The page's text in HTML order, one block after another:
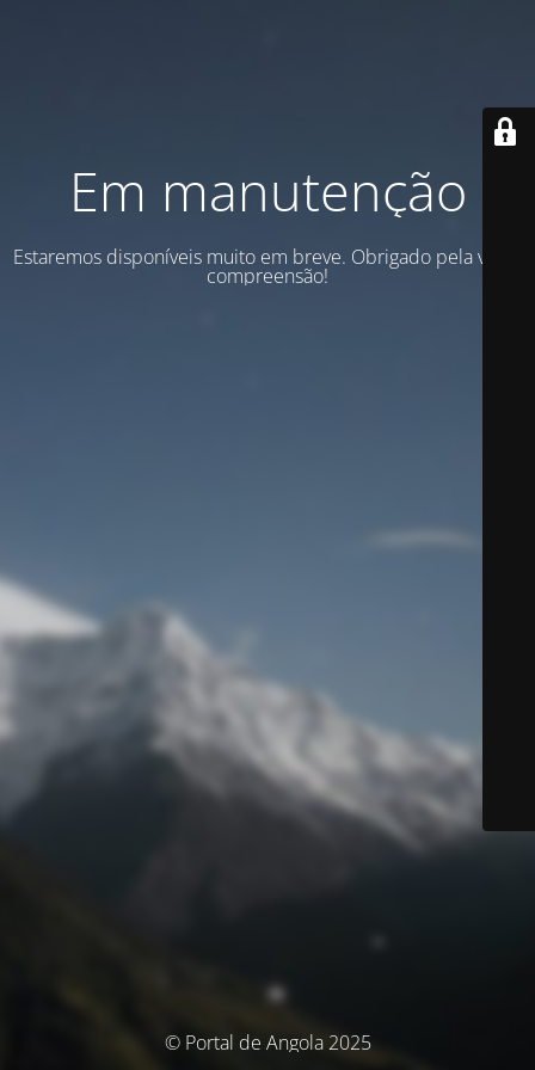
Em manutenção
Estaremos disponíveis muito em breve. Obrigado pela vossa
compreensão!
© Portal de Angola 2025